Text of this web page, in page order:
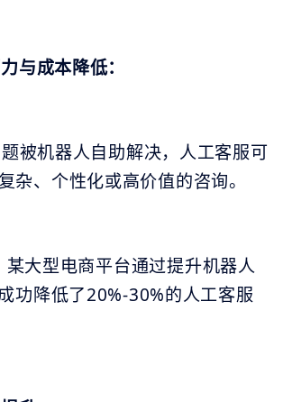
与成本降低：
被机器人自助解决，人工客服可
杂、个性化或高价值的咨询。
某大型电商平台通过提升机器人
功降低了20%-30%的人工客服